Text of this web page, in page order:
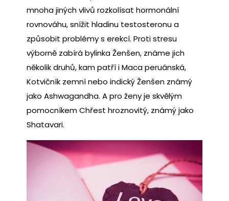
mnoha jiných vlivů rozkolísat hormonální
rovnováhu, snížit hladinu testosteronu a
způsobit problémy s erekcí. Proti stresu
výborně zabírá bylinka Ženšen, známe jich
několik druhů, kam patří i Maca peruánská,
Kotvičník zemní nebo indický Ženšen známý
jako Ashwagandha. A pro ženy je skvělým
pomocníkem Chřest hroznovitý, známý jako
Shatavari.